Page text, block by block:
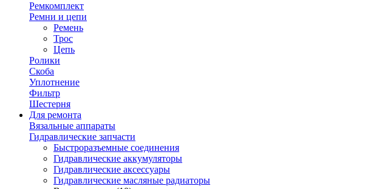
Ремкомплект
Ремни и цепи
Ремень
Трос
Цепь
Ролики
Скоба
Уплотнение
Фильтр
Шестерня
Для ремонта
Вязальные аппараты
Гидравлические запчасти
Быстроразъемные соединения
Гидравлические аккумуляторы
Гидравлические аксессуары
Гидравлические масляные радиаторы